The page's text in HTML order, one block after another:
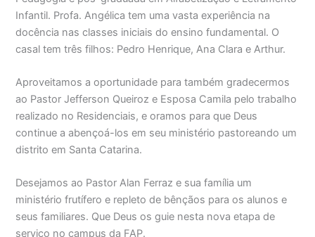
Infantil. Profa. Angélica tem uma vasta experiência na
docência nas classes iniciais do ensino fundamental. O
casal tem três filhos: Pedro Henrique, Ana Clara e Arthur.
Aproveitamos a oportunidade para também gradecermos
ao Pastor Jefferson Queiroz e Esposa Camila pelo trabalho
realizado no Residenciais, e oramos para que Deus
continue a abençoá-los em seu ministério pastoreando um
distrito em Santa Catarina.
Desejamos ao Pastor Alan Ferraz e sua família um
ministério frutífero e repleto de bênçãos para os alunos e
seus familiares. Que Deus os guie nesta nova etapa de
serviço no campus da FAP.